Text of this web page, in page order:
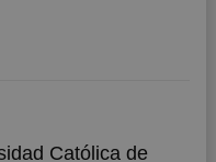
Católica de